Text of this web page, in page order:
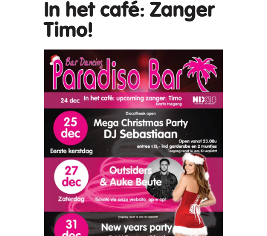
In het café: Zanger
Timo!